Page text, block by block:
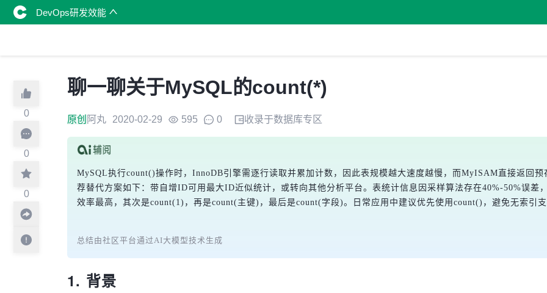
DevOps研发效能
0
0
0
聊一聊关于MySQL的count(*)
原创 阿丸 2020-02-29 595 0 收录于数据库专区
MySQL执行count()操作时，InnoDB引擎需逐行读取并累加计数，因此表规模越大速度越慢，而MyISAM直接返回
荐替代方案如下：带自增ID可用最大ID近似统计，或转向其他分析平台。表统计信息因采样算法存在40%-50%误差
效率最高，其次是count(1)，再是count(主键)，最后是count(字段)。日常应用中建议优先使用count()，避免无索引
总结由社区平台通过AI大模型技术生成
1. 背景